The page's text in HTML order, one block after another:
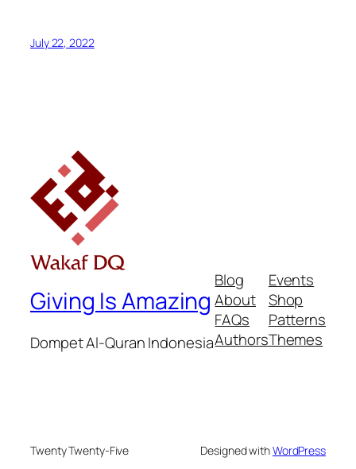
July 22, 2022
Giving Is Amazing
Dompet Al-Quran Indonesia
Blog
About
FAQs
Authors
Events
Shop
Patterns
Themes
Twenty Twenty-Five Designed withWordPress